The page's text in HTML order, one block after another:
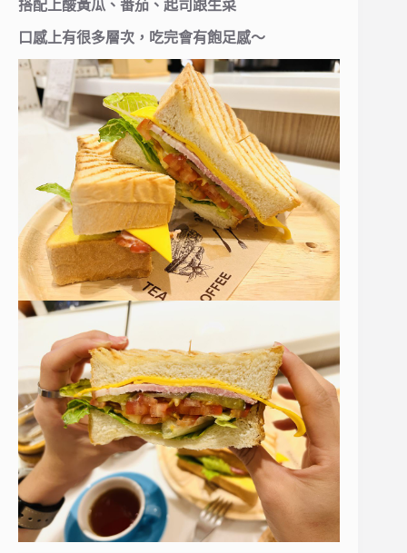
搭配上酸黃瓜、番茄、起司跟生菜
口感上有很多層次，吃完會有飽足感～